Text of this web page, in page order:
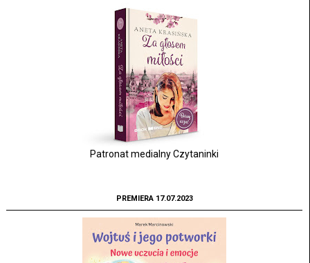
Patronat medialny Czytaninki
PREMIERA 17.07.2023